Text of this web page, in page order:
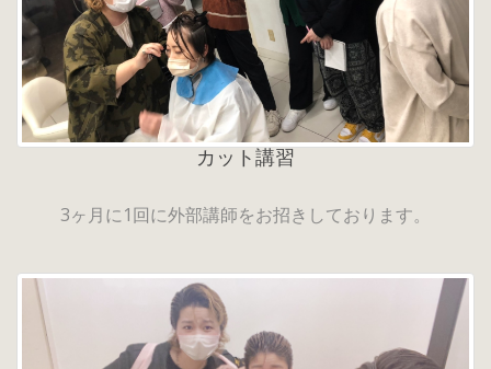
カット講習
3ヶ月に1回に外部講師をお招きしております。